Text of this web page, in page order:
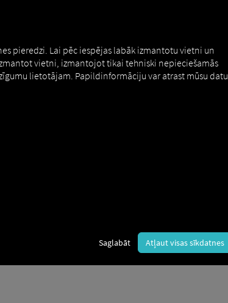
pieredzi. Lai pēc iespējas labāk izmantotu vietni un
vietni, izmantojot tikai tehniski nepieciešamās
lietotājam. Papildinformāciju var atrast mūsu datu
Saglabāt Atļaut visas sīkdatnes